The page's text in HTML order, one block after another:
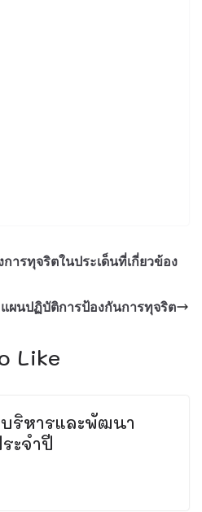
ารทุจริตในประเด็นที่เกี่ยวข้อง
แผนปฏิบัติการป้องกันการทุจริต
Like
ริหารและพัฒนา
ะจำปี